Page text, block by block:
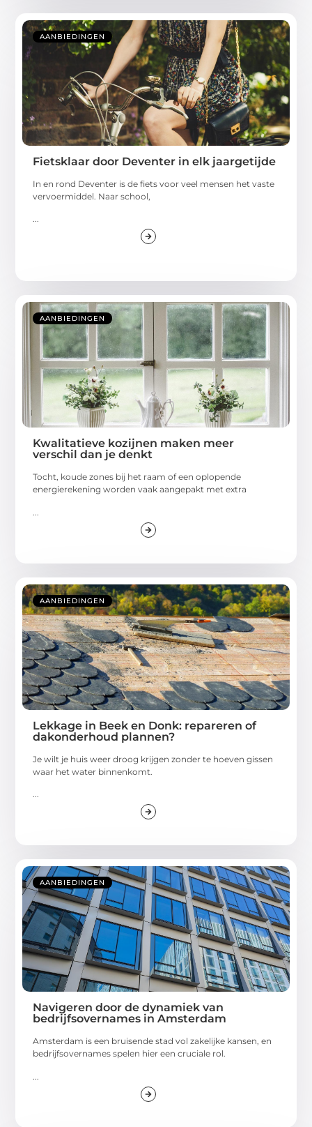
AANBIEDINGEN
Fietsklaar door Deventer in elk jaargetijde
In en rond Deventer is de fiets voor veel mensen het vaste
vervoermiddel. Naar school,
...
AANBIEDINGEN
Kwalitatieve kozijnen maken meer
verschil dan je denkt
Tocht, koude zones bij het raam of een oplopende
energierekening worden vaak aangepakt met extra
AANBIEDINGEN
Lekkage in Beek en Donk: repareren of
dakonderhoud plannen?
Je wilt je huis weer droog krijgen zonder te hoeven gissen
waar het water binnenkomt.
...
AANBIEDINGEN
Navigeren door de dynamiek van
bedrijfsovernames in Amsterdam
Amsterdam is een bruisende stad vol zakelijke kansen, en
bedrijfsovernames spelen hier een cruciale rol.